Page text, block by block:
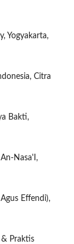
Yogyakarta,
Citra
Bakti,
Nasa'I,
Effendi),
Praktis